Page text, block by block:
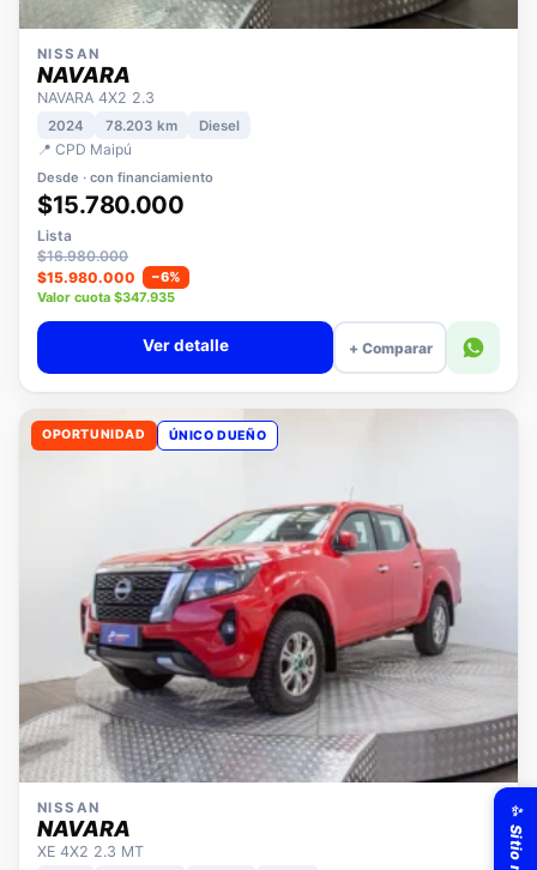
NISSAN
NAVARA
NAVARA 4X2 2.3
2024 78.203 km
📍 CPD Maipú
Desde · con financiamiento
$15.780.000
Lista
$16.980.000
$15.980.000
−6%
Valor cuota $347.935
+ Comparar
OPORTUNIDAD
NISSAN
NAVARA